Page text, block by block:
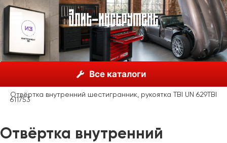
Все каталоги
Unior, Словения
Отвертки с внутренними шестигранниками и квадратами
Отвёртка внутренний шестигранник, рукоятка TBI UN 629TBI
611753
Отвёртка внутренний